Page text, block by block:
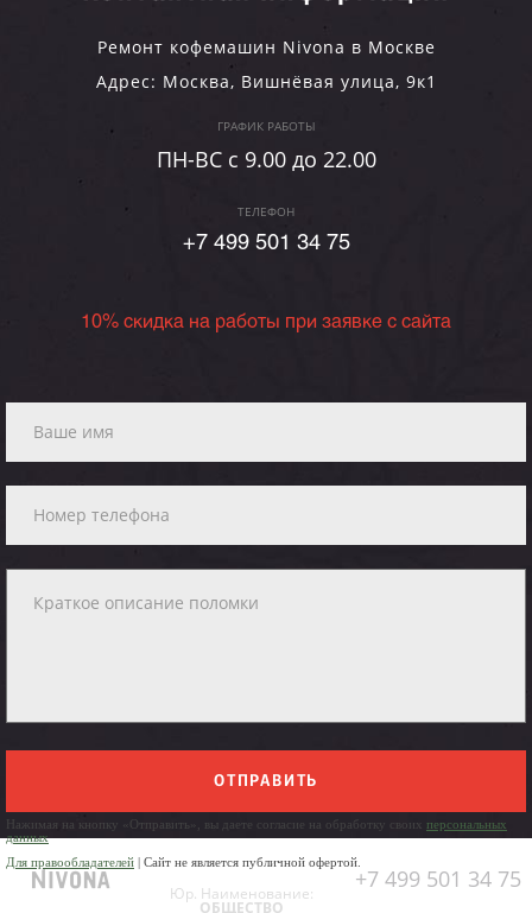
Ремонт кофемашин Nivona в Москве
Адрес: Москва, Вишнёвая улица, 9к1
ГРАФИК РАБОТЫ
ПН-ВC c 9.00 до 22.00
ТЕЛЕФОН
+7 499 501 34 75
10% скидка на работы при заявке с сайта
ОТПРАВИТЬ
Нажимая на кнопку «Отправить», вы даете согласие на обработку своих персональных
данных
Для правообладателей | Сайт не является публичной офертой.
+7 499 501 34 75
Юр. Наименование:
ОБЩЕСТВО